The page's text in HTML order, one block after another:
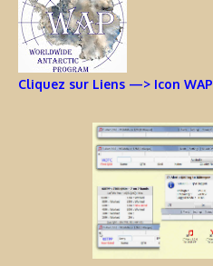
Cliquez sur Liens —> Icon WAP